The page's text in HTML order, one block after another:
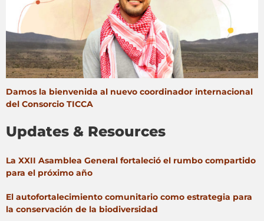
Damos la bienvenida al nuevo coordinador internacional
del Consorcio TICCA
Updates & Resources
La XXII Asamblea General fortaleció el rumbo compartido
para el próximo año
El autofortalecimiento comunitario como estrategia para
la conservación de la biodiversidad